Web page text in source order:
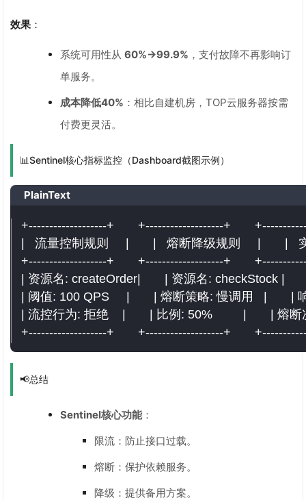
效果 ：
系统可用性从 60%→99.9% ，支付故障不再影响订
单服务。
成本降低40% ：相比自建机房，TOP云服务器按需
付费更灵活。
📊Sentinel核心指标监控（Dashboard截图示例）
PlainText
+-------------------+       +-------------------+
|   流量控制规则     |       |   熔断降级规则     |
+-------------------+       +-------------------+
| 资源名: createOrder|       | 资源名: checkStock |
| 阈值: 100 QPS     |       | 熔断策略: 慢调用   |
| 流控行为: 拒绝    |       | 比例: 50%         |       | 熔
+-------------------+       +-------------------+
📢总结
Sentinel核心功能：
限流：防止接口过载。
熔断：保护依赖服务。
降级：提供备用方案。